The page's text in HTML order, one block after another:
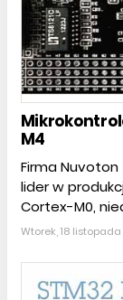
M4
Firma
lider w
Cortex-M0,
Wtorek, 18 listopada